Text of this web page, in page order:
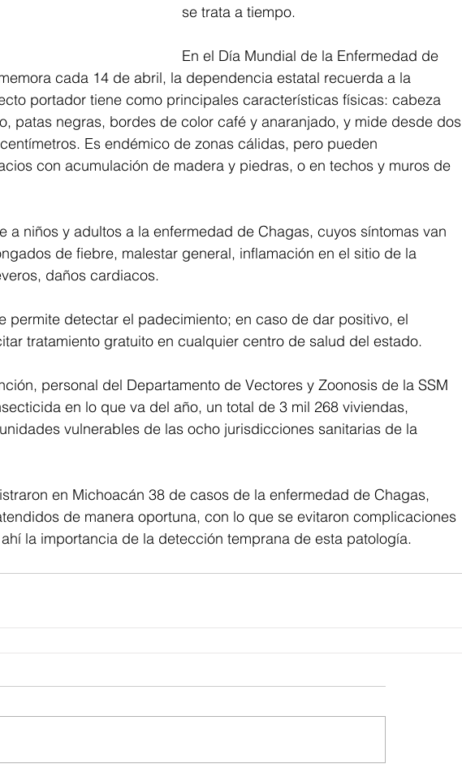
se trata a tiempo.
En el Día Mundial de la Enfermedad de
cada 14 de abril, la dependencia estatal recuerda a la
portador tiene como principales características físicas: cabeza
patas negras, bordes de color café y anaranjado, y mide desde dos
Es endémico de zonas cálidas, pero pueden
con acumulación de madera y piedras, o en techos y muros de
a niños y adultos a la enfermedad de Chagas, cuyos síntomas van
de fiebre, malestar general, inflamación en el sitio de la
daños cardiacos.
permite detectar el padecimiento; en caso de dar positivo, el
tratamiento gratuito en cualquier centro de salud del estado.
personal del Departamento de Vectores y Zoonosis de la SSM
en lo que va del año, un total de 3 mil 268 viviendas,
vulnerables de las ocho jurisdicciones sanitarias de la
en Michoacán 38 de casos de la enfermedad de Chagas,
de manera oportuna, con lo que se evitaron complicaciones
la importancia de la detección temprana de esta patología.